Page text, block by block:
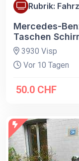
Rubrik:
Mercedes-
Taschen
3930 Visp
Vor 10 Tagen
50.0 CHF